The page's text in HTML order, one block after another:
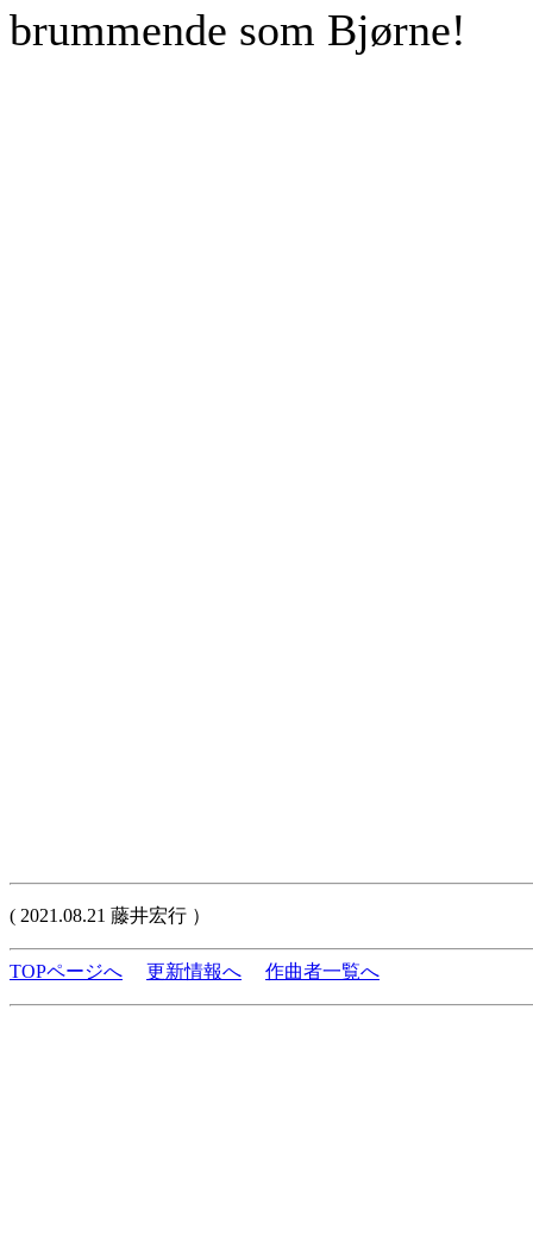
brummende som Bjørne!
( 2021.08.21 藤井宏行 ）
TOPページへ 更新情報へ 作曲者一覧へ